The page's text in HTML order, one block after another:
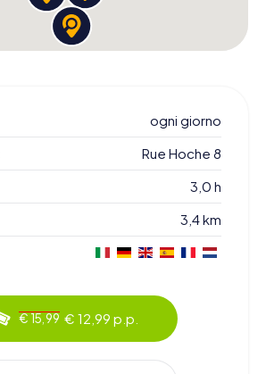
ogni giorno
Rue Hoche 8
3,0 h
3,4 km
€ 15,99 € 12,99 p.p.